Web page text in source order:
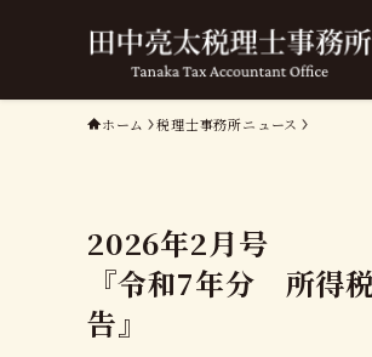
ホーム 税理士事務所ニュース
『令和7年分 所得